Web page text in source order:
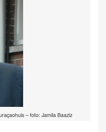
– foto: Jamila Baaziz